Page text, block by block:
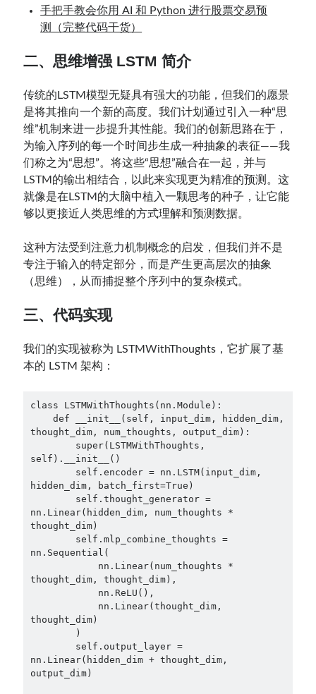
手把手教会你用 AI 和 Python 进行股票交易预
测（完整代码干货）
二、思维增强 LSTM 简介
传统的LSTM模型无疑具有强大的功能，但我们的愿景
是将其推向一个新的高度。我们计划通过引入一种“思
维”机制来进一步提升其性能。我们的创新思路在于，
为输入序列的每一个时间步生成一种抽象的表征——我
们称之为“思想”。将这些“思想”融合在一起，并与
LSTM的输出相结合，以此来实现更为精准的预测。这
就像是在LSTM的大脑中植入一颗思考的种子，让它能
够以更接近人类思维的方式理解和预测数据。
这种方法受到注意力机制概念的启发，但我们并不是
专注于输入的特定部分，而是产生更高层次的抽象
（思维），从而捕捉整个序列中的复杂模式。
三、代码实现
我们的实现被称为 LSTMWithThoughts，它扩展了基
本的 LSTM 架构：
class LSTMWithThoughts(nn.Module):
thought_dim, num_thoughts, output_dim):
self).__init__()
hidden_dim, batch_first=True)
nn.Linear(hidden_dim, num_thoughts *
thought_dim)
nn.Sequential(
thought_dim, thought_dim),
thought_dim)
nn.Linear(hidden_dim + thought_dim,
output_dim)